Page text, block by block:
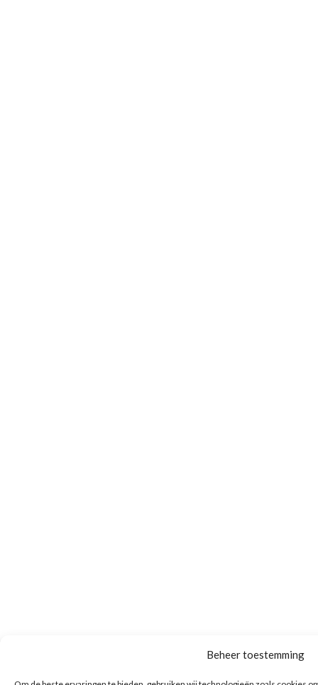
Beheer toestemming